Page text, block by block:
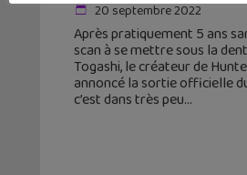
20 septembre 2022
Après pratiquement 5 ans
scan à se mettre sous la
Togashi, le créateur de
annoncé la sortie officielle
c’est dans très peu